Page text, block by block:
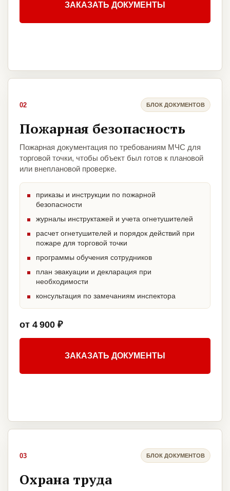
ЗАКАЗАТЬ ДОКУМЕНТЫ
02 БЛОК ДОКУМЕНТОВ
Пожарная безопасность
Пожарная документация по требованиям МЧС для
торговой точки, чтобы объект был готов к плановой
или внеплановой проверке.
приказы и инструкции по пожарной
безопасности
журналы инструктажей и учета огнетушителей
расчет огнетушителей и порядок действий при
пожаре для торговой точки
программы обучения сотрудников
план эвакуации и декларация при
необходимости
консультация по замечаниям инспектора
от 4 900 ₽
ЗАКАЗАТЬ ДОКУМЕНТЫ
03 БЛОК ДОКУМЕНТОВ
Охрана труда